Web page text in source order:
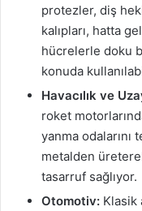
protezler, diş
kalıpları, hatta
hücrelerle doku
konuda
Havacılık ve
roket
yanma odalarını
metalden
tasarruf sağlıyor.
Otomotiv: Klasik